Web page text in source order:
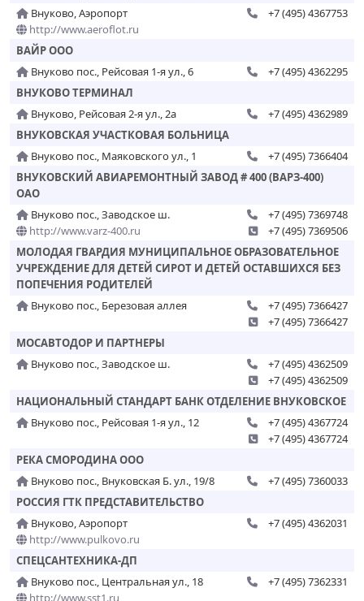
Внуково, Аэропорт
http://www.aeroflot.ru
+7 (495) 4367753
ВАЙР ООО
Внуково пос., Рейсовая 1-я ул., 6
+7 (495) 4362295
ВНУКОВО ТЕРМИНАЛ
Внуково, Рейсовая 2-я ул., 2а
+7 (495) 4362989
ВНУКОВСКАЯ УЧАСТКОВАЯ БОЛЬНИЦА
Внуково пос., Маяковского ул., 1
+7 (495) 7366404
ВНУКОВСКИЙ АВИАРЕМОНТНЫЙ ЗАВОД # 400 (ВАРЗ-400)
ОАО
Внуково пос., Заводское ш.
http://www.varz-400.ru
+7 (495) 7369748
+7 (495) 7369506
МОЛОДАЯ ГВАРДИЯ МУНИЦИПАЛЬНОЕ ОБРАЗОВАТЕЛЬНОЕ
УЧРЕЖДЕНИЕ ДЛЯ ДЕТЕЙ СИРОТ И ДЕТЕЙ ОСТАВШИХСЯ БЕЗ
ПОПЕЧЕНИЯ РОДИТЕЛЕЙ
Внуково пос., Березовая аллея
+7 (495) 7366427
+7 (495) 7366427
МОСАВТОДОР И ПАРТНЕРЫ
Внуково пос., Заводское ш.
+7 (495) 4362509
+7 (495) 4362509
НАЦИОНАЛЬНЫЙ СТАНДАРТ БАНК ОТДЕЛЕНИЕ ВНУКОВСКОЕ
Внуково пос., Рейсовая 1-я ул., 12
+7 (495) 4367724
+7 (495) 4367724
РЕКА СМОРОДИНА ООО
Внуково пос., Внуковская Б. ул., 19/8
+7 (495) 7360033
РОССИЯ ГТК ПРЕДСТАВИТЕЛЬСТВО
Внуково, Аэропорт
http://www.pulkovo.ru
+7 (495) 4362031
СПЕЦСАНТЕХНИКА-ДП
Внуково пос., Центральная ул., 18
http://www.sst1.ru
+7 (495) 7362331